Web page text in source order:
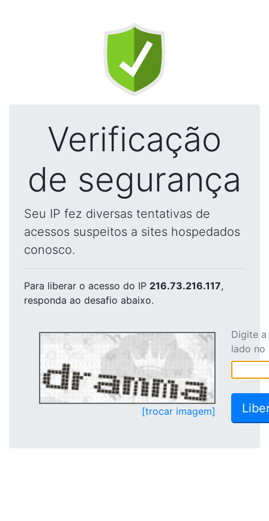
Verificação
de segurança
Seu IP fez diversas tentativas de
acessos suspeitos a sites hospedados
conosco.
Para liberar o acesso do IP 216.73.216.117,
responda ao desafio abaixo.
[trocar imagem]
Digite
lado no